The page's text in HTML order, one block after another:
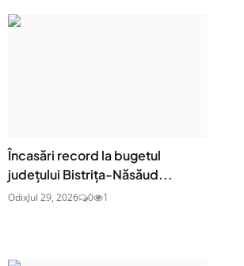
Încasări record la bugetul
județului Bistrița-Năsăud...
OdixJul 29, 2026 0 1